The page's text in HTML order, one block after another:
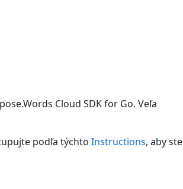
Cloud SDK for Go. Veľa
podľa týchto Instructions, aby ste